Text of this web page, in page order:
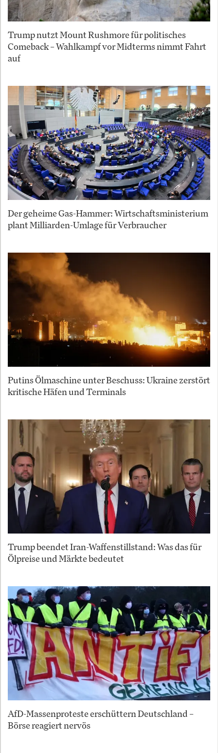
Trump nutzt Mount Rushmore für politisches
Comeback – Wahlkampf vor Midterms nimmt Fahrt
auf
Der geheime Gas-Hammer: Wirtschaftsministerium
plant Milliarden-Umlage für Verbraucher
Putins Ölmaschine unter Beschuss: Ukraine zerstört
kritische Häfen und Terminals
Trump beendet Iran-Waffenstillstand: Was das für
Ölpreise und Märkte bedeutet
AfD-Massenproteste erschüttern Deutschland –
Börse reagiert nervös